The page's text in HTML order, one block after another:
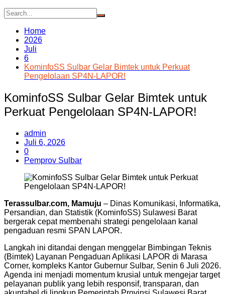
Home
2026
Juli
6
KominfoSS Sulbar Gelar Bimtek untuk Perkuat
Pengelolaan SP4N-LAPOR!
KominfoSS Sulbar Gelar Bimtek untuk
Perkuat Pengelolaan SP4N-LAPOR!
admin
Juli 6, 2026
0
Pemprov Sulbar
Terassulbar.com, Mamuju – Dinas Komunikasi, Informatika,
Persandian, dan Statistik (KominfoSS) Sulawesi Barat
bergerak cepat membenahi strategi pengelolaan kanal
pengaduan resmi SPAN LAPOR.
Langkah ini ditandai dengan menggelar Bimbingan Teknis
(Bimtek) Layanan Pengaduan Aplikasi LAPOR di Marasa
Corner, kompleks Kantor Gubernur Sulbar, Senin 6 Juli 2026.
Agenda ini menjadi momentum krusial untuk mengejar target
pelayanan publik yang lebih responsif, transparan, dan